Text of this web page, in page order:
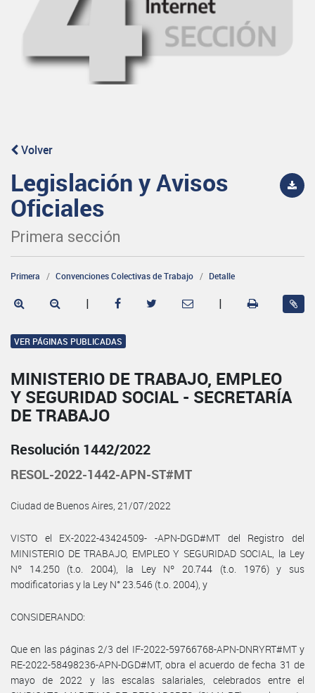
Volver
Legislación y Avisos
Oficiales
Primera sección
Primera Convenciones Colectivas de Trabajo Detalle
| |
VER PÁGINAS PUBLICADAS
MINISTERIO DE TRABAJO, EMPLEO
Y SEGURIDAD SOCIAL - SECRETARÍA
DE TRABAJO
Resolución 1442/2022
RESOL-2022-1442-APN-ST#MT
Ciudad de Buenos Aires, 21/07/2022
VISTO el EX-2022-43424509- -APN-DGD#MT del Registro del
MINISTERIO DE TRABAJO, EMPLEO Y SEGURIDAD SOCIAL, la Ley
Nº 14.250 (t.o. 2004), la Ley Nº 20.744 (t.o. 1976) y sus
modificatorias y la Ley N° 23.546 (t.o. 2004), y
CONSIDERANDO:
Que en las páginas 2/3 del IF-2022-59766768-APN-DNRYRT#MT y
RE-2022-58498236-APN-DGD#MT, obra el acuerdo de fecha 31 de
mayo de 2022 y las escalas salariales, celebrados entre el